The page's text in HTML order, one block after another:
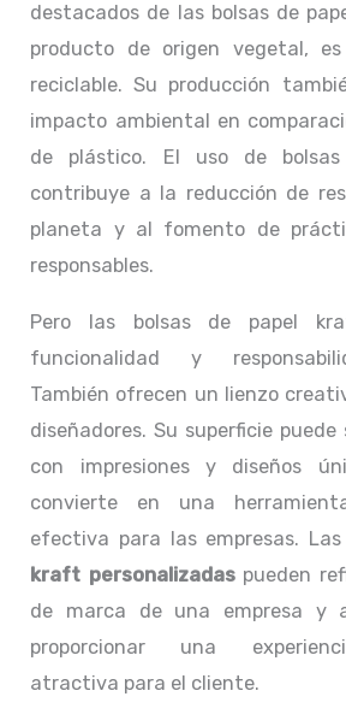
destacados de las bolsas de
producto de origen vegetal,
reciclable. Su producción
impacto ambiental en
de plástico. El uso de
contribuye a la reducción de
planeta y al fomento de
responsables.
Pero las bolsas de papel
funcionalidad y
También ofrecen un lienzo
diseñadores. Su superficie puede
con impresiones y diseños
convierte en una
efectiva para las empresas. Las
kraft personalizadaspueden
de marca de una empresa y
proporcionar una
atractiva para el cliente.